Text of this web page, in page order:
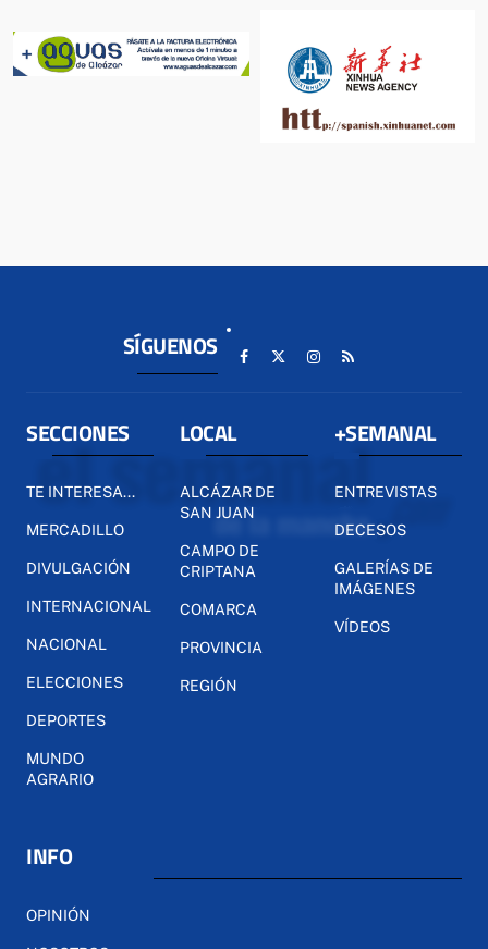
SÍGUENOS
SECCIONES
TE INTERESA...
MERCADILLO
DIVULGACIÓN
INTERNACIONAL
NACIONAL
ELECCIONES
DEPORTES
MUNDO
AGRARIO
LOCAL
ALCÁZAR DE
SAN JUAN
CAMPO DE
CRIPTANA
COMARCA
PROVINCIA
REGIÓN
+SEMANAL
ENTREVISTAS
DECESOS
GALERÍAS DE
IMÁGENES
VÍDEOS
INFO
OPINIÓN